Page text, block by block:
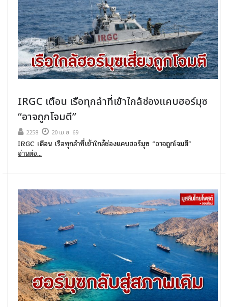
IRGC เตือน เรือทุกลำที่เข้าใกล้ช่องแคบฮอร์มุซ
“อาจถูกโจมตี”
2258 20 เม.ย. 69
IRGC เตือน เรือทุกลำที่เข้าใกล้ช่องแคบฮอร์มุซ “อาจถูกโจมตี”
อ่านต่อ...